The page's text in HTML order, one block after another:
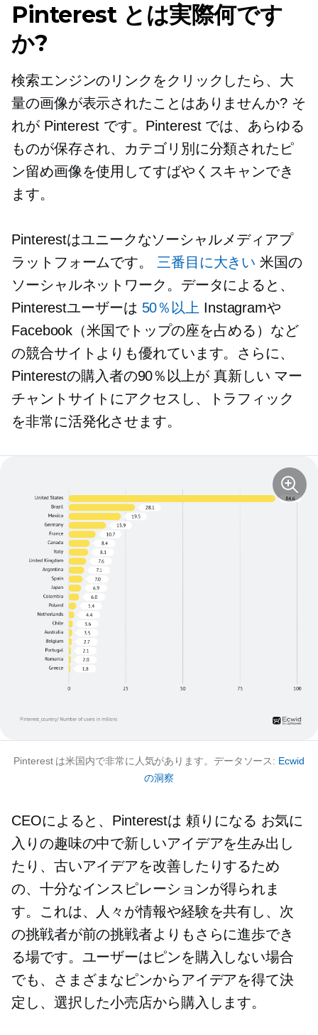
Pinterest とは実際何です
か?
検索エンジンのリンクをクリックしたら、大
量の画像が表示されたことはありませんか? そ
れが Pinterest です。Pinterest では、あらゆる
ものが保存され、カテゴリ別に分類されたピ
ン留め画像を使用してすばやくスキャンでき
ます。
Pinterestはユニークなソーシャルメディアプ
ラットフォームです。 三番目に大きい 米国の
ソーシャルネットワーク。データによると、
Pinterestユーザーは 50％以上 Instagramや
Facebook（米国でトップの座を占める）など
の競合サイトよりも優れています。さらに、
Pinterestの購入者の90％以上が 真新しい マー
チャントサイトにアクセスし、トラフィック
を非常に活発化させます。
Pinterest は米国内で非常に人気があります。データソース: Ecwid
の洞察
CEOによると、Pinterestは 頼りになる お気に
入りの趣味の中で新しいアイデアを生み出し
たり、古いアイデアを改善したりするため
の、十分なインスピレーションが得られま
す。これは、人々が情報や経験を共有し、次
の挑戦者が前の挑戦者よりもさらに進歩でき
る場です。ユーザーはピンを購入しない場合
でも、さまざまなピンからアイデアを得て決
定し、選択した小売店から購入します。